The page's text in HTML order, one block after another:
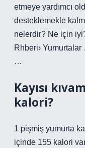
etmeye yardımcı
desteklemekle
nelerdir? Ne için
Rhberi› Yumurtalar
…
Kayısı
kalori?
1 pişmiş yumurta
içinde 155 kalori